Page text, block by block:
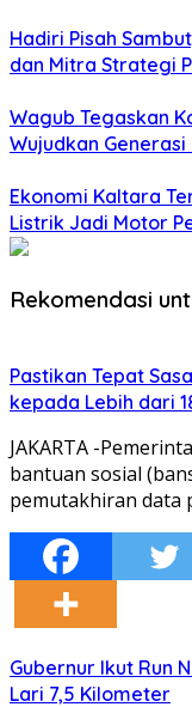
Hadiri Pisah
dan Mitra Strategi
Wagub Tegaskan
Wujudkan
Ekonomi Kaltara
Listrik Jadi Motor
Rekomendasi
Pastikan Tepat
kepada Lebih dari
JAKARTA -
bantuan sosial
pemutakhiran data
Gubernur Ikut Run
Lari 7,5 Kilometer